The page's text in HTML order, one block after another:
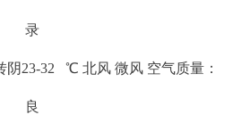
录
阴23-32 ℃ 北风 微风 空气质量：
良